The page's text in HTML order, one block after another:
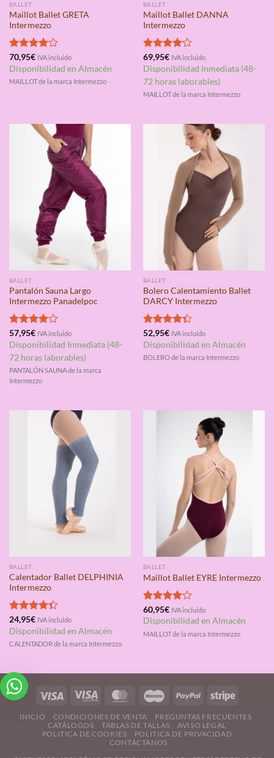
BALLET
Maillot Ballet GRETA
Intermezzo
Valorado
con4.00
de 5
70,95€ IVA incluido
Disponibilidad en Almacén
MAILLOT de la marca Intermezzo
BALLET
Maillot Ballet DANNA
Intermezzo
Valorado
con4.00
de 5
69,95€ IVA incluido
Disponibilidad Inmediata (48-
72 horas laborables)
MAILLOT de la marca Intermezzo
BALLET
Pantalón Sauna Largo
Intermezzo Panadelpoc
Valorado
con4.00
de 5
57,95€ IVA incluido
Disponibilidad Inmediata (48-
72 horas laborables)
PANTALÓN SAUNA de la marca
Intermezzo
BALLET
Bolero Calentamiento Ballet
DARCY Intermezzo
Valorado
con4.33
de 5
52,95€ IVA incluido
Disponibilidad en Almacén
BOLERO de la marca Intermezzo
BALLET
Calentador Ballet DELPHINIA
Intermezzo
Valorado
con4.33
de 5
24,95€ IVA incluido
Disponibilidad en Almacén
CALENTADOR de la marca Intermezzo
BALLET
Maillot Ballet EYRE Intermezzo
Valorado
con4.00
60,95€ IVA incluido
Disponibilidad en Almacén
MAILLOT de la marca Intermezzo
INICIO CONDICIONES DE VENTA
PREGUNTAS FRECUENTES
CATÁLOGOS
TABLAS DE TALLAS
AVISO LEGAL
POLITICA DE COOKIES
POLITICA DE PRIVACIDAD
CONTÁCTANOS